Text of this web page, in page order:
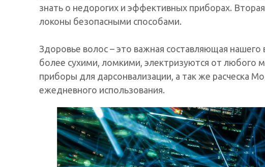
знать о недорогих и эффективных приборах.
локоны безопасными способами.
Здоровье волос – это важная составляющая нашего
более сухими, ломкими, электризуются от любого
приборы для дарсонвализации, а так же расческа
ежедневного использования.